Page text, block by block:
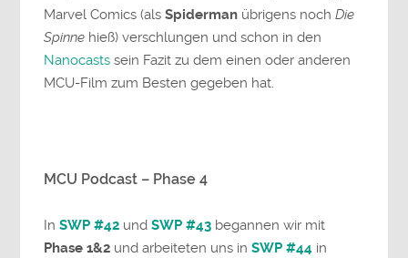
Marvel Comics (alsSpiderman übrigens nochDie
Spinne hieß) verschlungen und schon in den
Nanocasts sein Fazit zu dem einen oder anderen
MCU-Film zum Besten gegeben hat.
MCU Podcast – Phase 4
InSWP #42 undSWP #43 begannen wir mit
Phase 1&2 und arbeiteten uns inSWP #44 in